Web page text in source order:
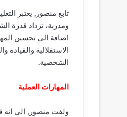
تابع منصور, يعتبر
ومدربة، تزداد قدرة
اضافة الي تحسين
الاستقلالية
الشخصية.
المهارات العملية
ولفت منصور, الى انه